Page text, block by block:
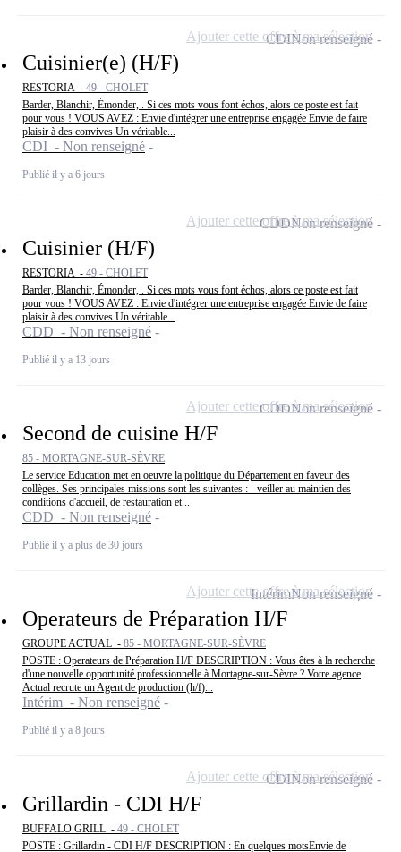
Cuisinier(e) (H/F)
RESTORIA - 49 - CHOLET
Barder, Blanchir, Émonder, . Si ces mots vous font échos, alors ce poste est fait
pour vous ! VOUS AVEZ : Envie d'intégrer une entreprise engagée Envie de faire
plaisir à des convives Un véritable...
CDI - Non renseigné
Publié il y a 6 jours
CDINon renseigné
Ajouter cette offre à ma sélection
Cuisinier (H/F)
RESTORIA - 49 - CHOLET
Barder, Blanchir, Émonder, . Si ces mots vous font échos, alors ce poste est fait
pour vous ! VOUS AVEZ : Envie d'intégrer une entreprise engagée Envie de faire
plaisir à des convives Un véritable...
CDD - Non renseigné
Publié il y a 13 jours
CDDNon renseigné
Ajouter cette offre à ma sélection
Second de cuisine H/F
85 - MORTAGNE-SUR-SÈVRE
Le service Education met en oeuvre la politique du Département en faveur des
collèges. Ses principales missions sont les suivantes : - veiller au maintien des
conditions d'accueil, de restauration et...
CDD - Non renseigné
Publié il y a plus de 30 jours
CDDNon renseigné
Ajouter cette offre à ma sélection
Operateurs de Préparation H/F
GROUPE ACTUAL - 85 - MORTAGNE-SUR-SÈVRE
POSTE : Operateurs de Préparation H/F DESCRIPTION : Vous êtes à la recherche
d'une nouvelle opportunité professionnelle à Mortagne-sur-Sèvre ? Votre agence
Actual recrute un Agent de production (h/f)...
Intérim - Non renseigné
Publié il y a 8 jours
IntérimNon renseigné
Ajouter cette offre à ma sélection
Grillardin - CDI H/F
BUFFALO GRILL - 49 - CHOLET
POSTE : Grillardin - CDI H/F DESCRIPTION : En quelques motsEnvie de
CDINon renseigné
Ajouter cette offre à ma sélection